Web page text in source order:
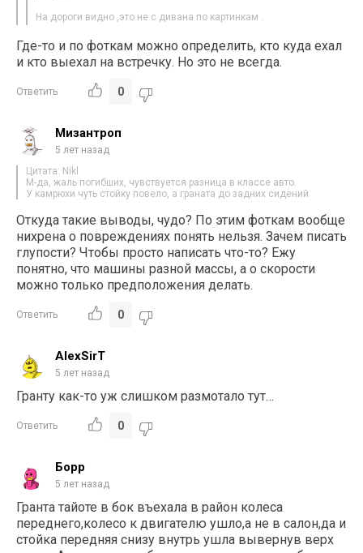
На дороги видно ,это не с дивана по картинкам .
Где-то и по фоткам можно определить, кто куда ехал
и кто выехал на встречку. Но это не всегда.
Ответить 0
Мизантроп
5 лет назад
Цитата: Nikl
М-да, жаль погибших, чувствуется разница в классе авто.
У камрюхи чуть стойку повело, а граната до задних сидений
Откуда такие выводы, чудо? По этим фоткам вообще
нихрена о повреждениях понять нельзя. Зачем писать
глупости? Чтобы просто написать что-то? Ежу
понятно, что машины разной массы, а о скорости
можно только предположения делать.
Ответить 0
AlexSirT
5 лет назад
Гранту как-то уж слишком размотало тут…
Ответить 0
Борр
5 лет назад
Гранта тайоте в бок въехала в район колеса
переднего,колесо к двигателю ушло,а не в салон,да и
стойка передняя снизу внутрь ушла вывернув верх